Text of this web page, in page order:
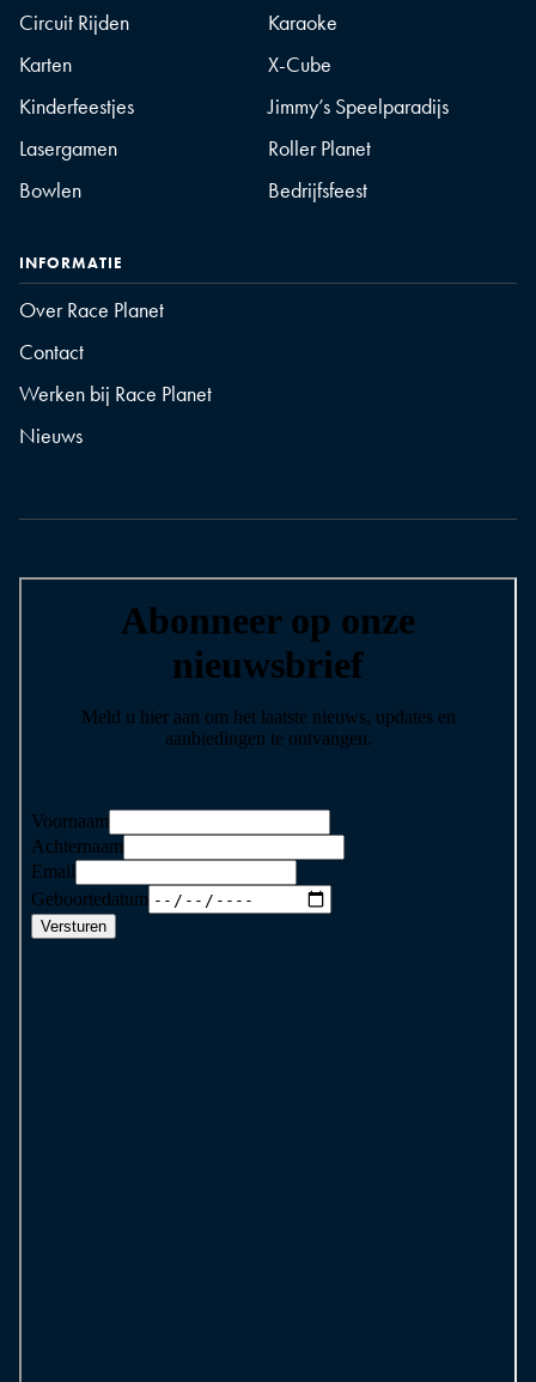
Circuit Rijden
Karaoke
Karten
X-Cube
Kinderfeestjes
Jimmy’s Speelparadijs
Lasergamen
Roller Planet
Bowlen
Bedrijfsfeest
INFORMATIE
Over Race Planet
Contact
Werken bij Race Planet
Nieuws